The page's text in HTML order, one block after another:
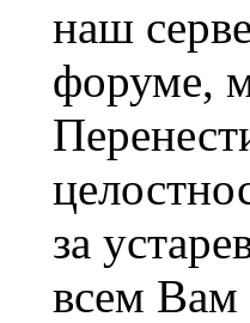
наш
форуме,
за
всем Вам